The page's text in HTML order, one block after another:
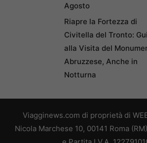
Agosto
Riapre la Fortezza di
Civitella del Tronto:
alla Visita del
Abruzzese, Anche in
Notturna
Viagginews.com di proprietà di
Nicola Marchese 10, 00141 Roma